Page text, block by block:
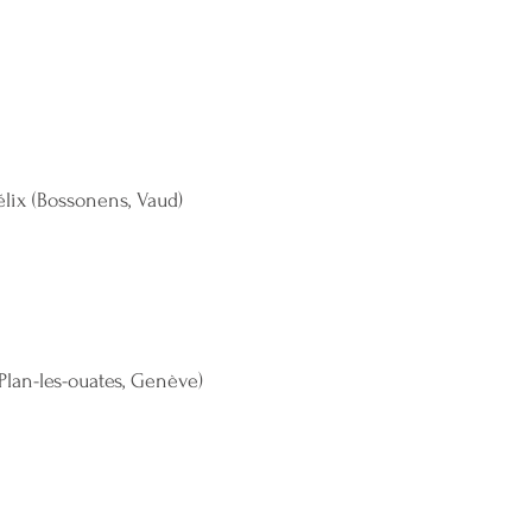
(Bossonens, Vaud)
les-ouates, Genève)